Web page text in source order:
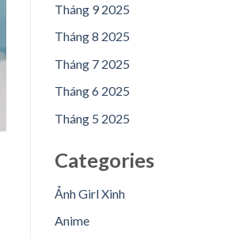
Tháng 9 2025
Tháng 8 2025
Tháng 7 2025
Tháng 6 2025
Tháng 5 2025
Categories
Ảnh Girl Xinh
Anime